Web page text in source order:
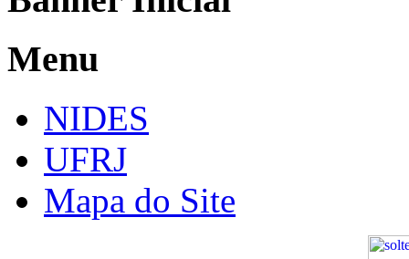
Menu
NIDES
UFRJ
Mapa do Site